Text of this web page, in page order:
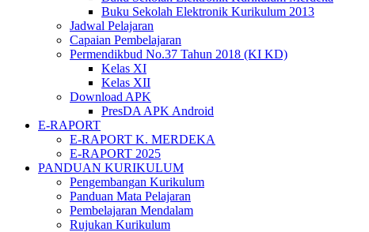
Buku Sekolah Elektronik Kurikulum 2013
Jadwal Pelajaran
Capaian Pembelajaran
Permendikbud No.37 Tahun 2018 (KI KD)
Kelas XI
Kelas XII
Download APK
PresDA APK Android
E-RAPORT
E-RAPORT K. MERDEKA
E-RAPORT 2025
PANDUAN KURIKULUM
Pengembangan Kurikulum
Panduan Mata Pelajaran
Pembelajaran Mendalam
Rujukan Kurikulum